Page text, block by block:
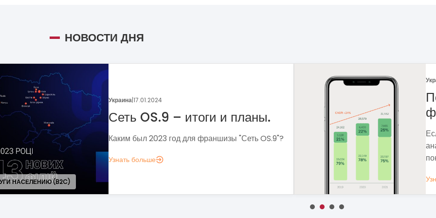
НОВОСТИ ДНЯ
Украина
Поговорим о динамике рынка
франчайзинга?
Если задумались над вопросом «А для чего мне
аналитика?», вот несколько метрик, которые помогут
понять, зачем вам это нужно.
ОБЩЕСТВЕННОЕ ПИТАНИЕ